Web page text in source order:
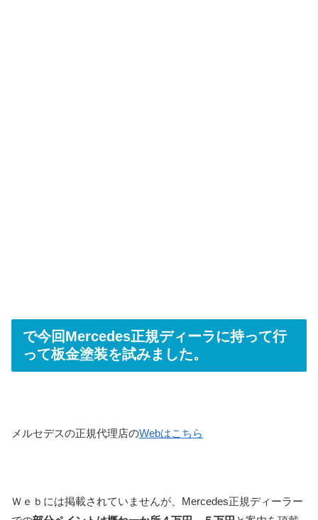
で今回Mercedes正規ディーラに持って行
って板金塗装を試みました。
メルセデスの正規代理店のWebはこちら
Ｗｅｂには掲載されていませんが Mercedes正規ディーラー